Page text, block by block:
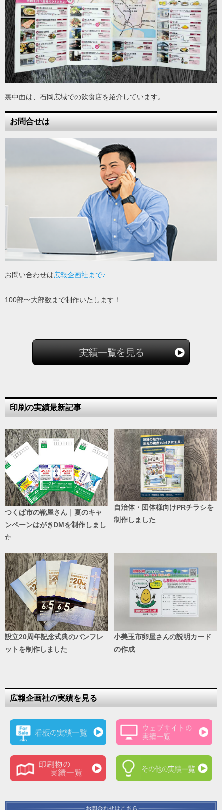
裏中面は、石岡広域での飲食店を紹介しています。
お問合せは
お問い合わせは広報企画社まで♪
100部〜大部数まで制作いたします！
印刷の実績最新記事
つくば市の靴屋さん｜夏のキャ
ンペーンはがきDMを制作しまし
た
自治体・団体様向けPRチラシを
制作しました
設立20周年記念式典のパンフレ
ットを制作しました
小美玉市卵屋さんの説明カード
の作成
広報企画社の実績を見る